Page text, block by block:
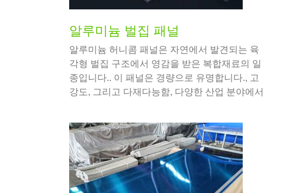
알루미늄 벌집 패널
알루미늄 허니콤 패널은 자연에서 발견되는 육
각형 벌집 구조에서 영감을 받은 복합재료의 일
종입니다.. 이 패널은 경량으로 유명합니다., 고
강도, 그리고 다재다능함, 다양한 산업 분야에서
지.